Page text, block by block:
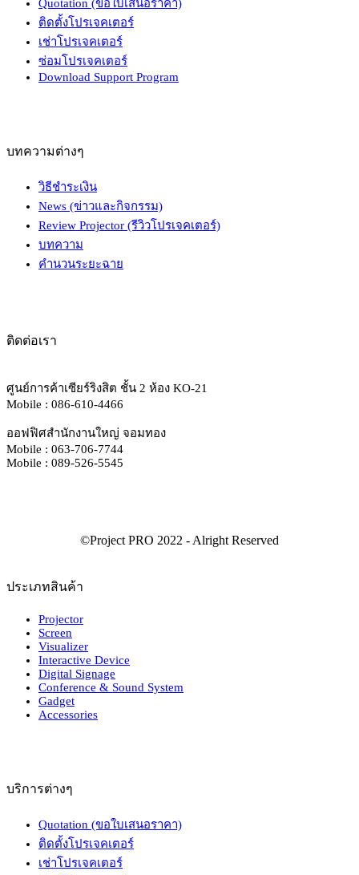
Quotation (ขอใบเสนอราคา)
ติดตั้งโปรเจคเตอร์
เช่าโปรเจคเตอร์
ซ่อมโปรเจคเตอร์
Download Support Program
บทความต่างๆ
วิธีชำระเงิน
News (ข่าวและกิจกรรม)
Review Projector (รีวิวโปรเจคเตอร์)
บทความ
คำนวนระยะฉาย
ติดต่อเรา
ศูนย์การค้าเซียร์ริงสิต ชั้น 2 ห้อง KO-21
Mobile : 086-610-4466
ออฟฟิศสำนักงานใหญ่ จอมทอง
Mobile : 063-706-7744
Mobile : 089-526-5545
ประเภทสินค้า
Projector
Screen
Visualizer
Interactive Device
Digital Signage
Conference & Sound System
Gadget
Accessories
บริการต่างๆ
Quotation (ขอใบเสนอราคา)
ติดตั้งโปรเจคเตอร์
เช่าโปรเจคเตอร์